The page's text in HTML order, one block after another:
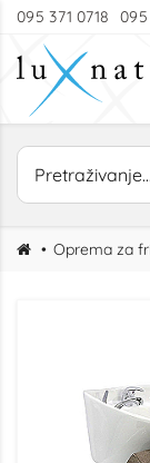
095 371 0718 095
Oprema za